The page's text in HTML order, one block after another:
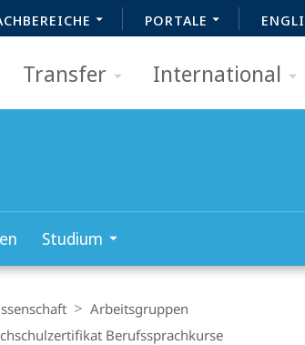
PORTALE
Transfer International
Studium
Arbeitsgruppen
Berufssprachkurse